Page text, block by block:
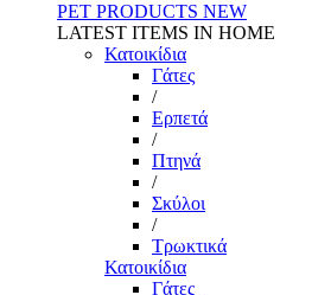
PET PRODUCTS NEW
LATEST ITEMS IN HOME
Κατοικίδια
Γάτες
/
Ερπετά
/
Πτηνά
/
Σκύλοι
/
Τρωκτικά
Κατοικίδια
Γάτες